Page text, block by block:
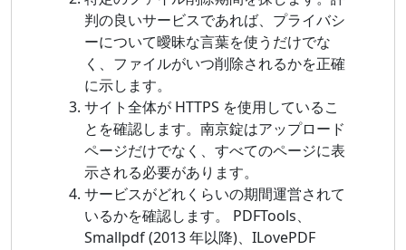
判の良いサービスであれば、プライバシ
ーについて曖昧な言葉を使うだけでな
く、ファイルがいつ削除されるかを正確
に示します。
サイト全体が HTTPS を使用しているこ
とを確認します。南京錠はアップロード
ページだけでなく、すべてのページに表
示される必要があります。
サービスがどれくらいの期間運営されて
いるかを確認します。 PDFTools、
Smallpdf (2013 年以降)、ILovePDF